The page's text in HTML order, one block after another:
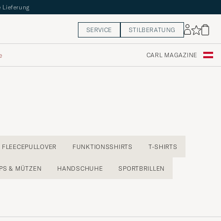
Lieferung
SERVICE STILBERATUNG
CARL MAGAZINE
FLEECEPULLOVER FUNKTIONSSHIRTS T-SHIRTS
& MÜTZEN HANDSCHUHE SPORTBRILLEN